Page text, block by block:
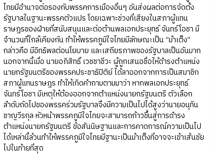
ไทยมีอำนาจต่อรองกับพรรคการเมืองอื่นๆ อันส่งผลต่อการจัดตั้ง
รัฐบาลในฐานะพรรคตัวแปร โดยเฉพาะช่วงที่เสียงในสภาผู้แทน
ราษฎรของฝ่ายที่สนับสนุนและต่อต้านพลเอกประยุทธ์ จันทร์โอชา มี
จำนวนที่ใกล้เคียงกัน ทำให้พรรคภูมิใจไทยมีลักษณะเป็น “ม้าเต็ง”
กล่าวคือ มีอิทธิพลต่อนโยบาย และเสถียรภาพของรัฐบาลเป็นอันมาก
นอกจากนี้เมื่อ นายอภิสิทธิ์ เวชชาชีวะ ผู้ถูกเสนอชื่อให้ดำรงตำแหน่ง
นายกรัฐมนตรีของพรรคประชาธิปัติย์ ได้ลาออกจากการเป็นสมาชิก
สภาผู้แทนราษฎร ทำให้เกิดคำถามตามมาว่า หากพลเอกประยุทธ์
จันทร์โอชา มีเหตุให้ต้องออกจากตำแหน่งนายกรัฐมนตรี ตัวเลือก
ลำดับถัดไปของพรรคร่วมรัฐบาลจึงมีความเป็นไปได้สูงว่านายอนุทิน
ชาญวีรกุล หัวหน้าพรรคภูมิใจไทยจะสามารถก้าวขึ้นสู่การดำรง
ตำแหน่งนายกรัฐมนตรี ข้อสันนิษฐานและการคาดการณ์ความเป็นไป
ได้เหล่านี้ล้วนทำให้พรรคภูมิใจไทยมีฐานะเป็นม้าเต็งที่อาจจะเข้าเส้นชัย
ไปในท้ายที่สุด